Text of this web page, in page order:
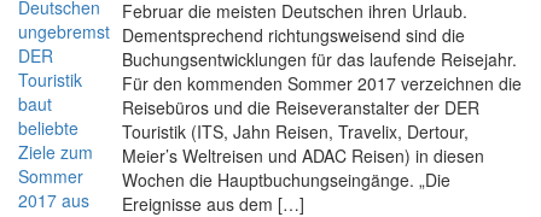
Februar die meisten Deutschen ihren Urlaub.
Dementsprechend richtungsweisend sind die
Buchungsentwicklungen für das laufende Reisejahr.
Für den kommenden Sommer 2017 verzeichnen die
Reisebüros und die Reiseveranstalter der DER
Touristik (ITS, Jahn Reisen, Travelix, Dertour,
Meier’s Weltreisen und ADAC Reisen) in diesen
Wochen die Hauptbuchungseingänge. „Die
Ereignisse aus dem […]